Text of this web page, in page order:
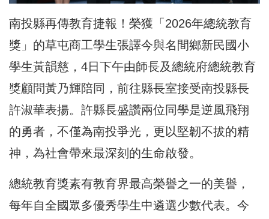
南投縣再傳教育捷報！榮獲「2026年總統教育
獎」的草屯商工學生張譯今與名間鄉新民國小
學生黃韻慈，4日下午由師長及總統府總統教育
獎顧問黃乃輝陪同，前往縣長室接受南投縣長
許淑華表揚。許縣長盛讚兩位同學是逆風飛翔
的勇者，不僅為南投爭光，更以堅韌不拔的精
神，為社會帶來最深刻的生命啟發。
總統教育獎素有教育界最高榮譽之一的美譽，
每年自全國眾多優秀學生中遴選少數代表。今